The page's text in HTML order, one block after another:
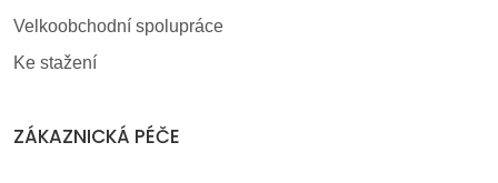
Velkoobchodní spolupráce
Ke stažení
ZÁKAZNICKÁ PÉČE